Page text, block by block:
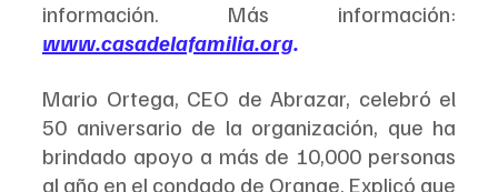
www.casadelafamilia.org.
Mario Ortega, CEO de Abrazar, celebró el
50 aniversario de la organización, que ha
brindado apoyo a más de 10,000 personas
al año en el condado de Orange. Explicó que